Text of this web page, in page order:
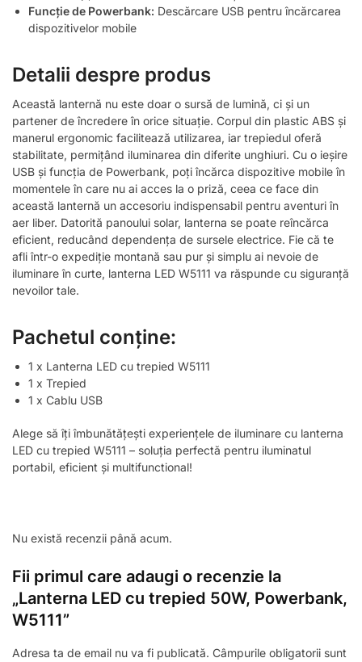
Funcție de Powerbank: Descărcare USB pentru încărcarea
dispozitivelor mobile
Detalii despre produs
Această lanternă nu este doar o sursă de lumină, ci și un
partener de încredere în orice situație. Corpul din plastic ABS și
manerul ergonomic facilitează utilizarea, iar trepiedul oferă
stabilitate, permițând iluminarea din diferite unghiuri. Cu o ieșire
USB și funcția de Powerbank, poți încărca dispozitive mobile în
momentele în care nu ai acces la o priză, ceea ce face din
această lanternă un accesoriu indispensabil pentru aventuri în
aer liber. Datorită panoului solar, lanterna se poate reîncărca
eficient, reducând dependența de sursele electrice. Fie că te
afli într-o expediție montană sau pur și simplu ai nevoie de
iluminare în curte, lanterna LED W5111 va răspunde cu siguranță
nevoilor tale.
Pachetul conține:
1 x Lanterna LED cu trepied W5111
1 x Trepied
1 x Cablu USB
Alege să îți îmbunătățești experiențele de iluminare cu lanterna
LED cu trepied W5111 – soluția perfectă pentru iluminatul
portabil, eficient și multifunctional!
Nu există recenzii până acum.
Fii primul care adaugi o recenzie la
„Lanterna LED cu trepied 50W, Powerbank,
W5111”
Adresa ta de email nu va fi publicată. Câmpurile obligatorii sunt